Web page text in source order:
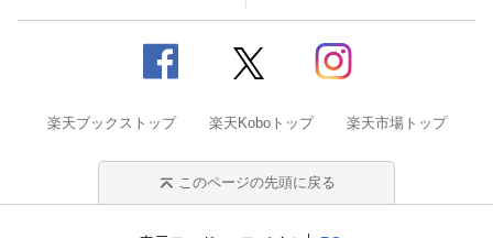
楽天ブックストップ 楽天Koboトップ 楽天市場トップ
このページの先頭に戻る